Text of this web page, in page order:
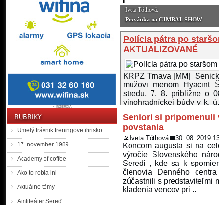
Umelý trávnik treningove ihrisko
17. november 1989
Academy of coffee
Ako to robia ini
Aktuálne témy
Amfiteáter Sereď
Podeľte sa o ne s ostatnými spoluobčanmi
Iveta Tóthová:
Pozvánka na CIMBAL SHOW
Polícia pátra po
AKTUALIZOVANÉ
KRPZ Trnava |MM|
mužovi menom Hyacint
stredu, 7. 8. približne o
vinohradníckej búdy v k.
Angelika sa už
policajti pátrajú po 23
Mikuláša. Nezvestná
svojimi blízkymi SMS-
s rodinou v žiadnom
postavy, váži 50 kg. Má
Seniori si pripomenuli
povstania
Iveta Tóthová 30. 08. 2019
Koncom augusta si na
výročie Slovenského
Seredi , kde sa k
členovia Denného
zúčastnili s predstaviteľmi
kladenia vencov pri ...